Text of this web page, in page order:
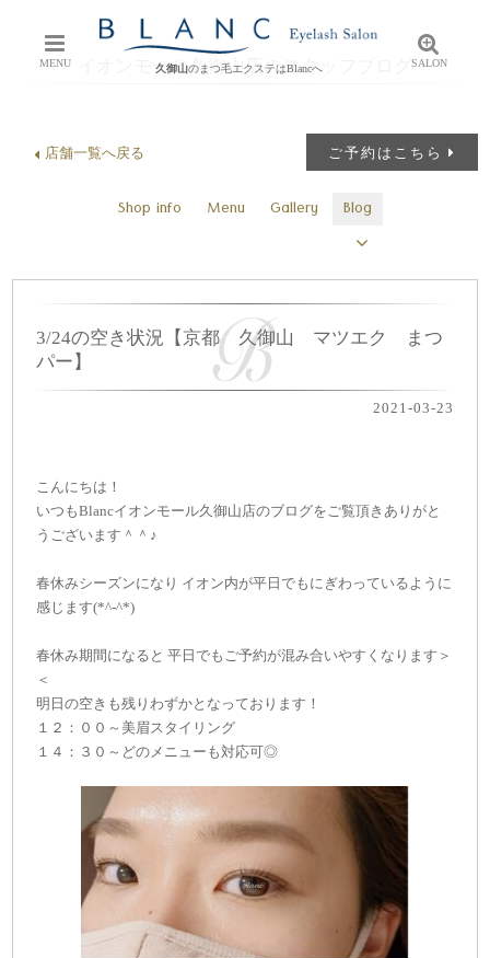
MENU 久御山のまつ毛エクステはBlancへ SALON
イオンモール久御山店のスタッフブログ
ご予約はこちら
店舗一覧へ戻る
Shop info Menu Gallery Blog
3/24の空き状況【京都 久御山 マツエク まつ
パー】
2021-03-23
こんにちは！
いつもBlancイオンモール久御山店のブログをご覧頂きありがと
うございます＾＾♪
春休みシーズンになり イオン内が平日でもにぎわっているように
感じます(*^-^*)
春休み期間になると 平日でもご予約が混み合いやすくなります＞
＜
明日の空きも残りわずかとなっております！
１２：００～美眉スタイリング
１４：３０～どのメニューも対応可◎